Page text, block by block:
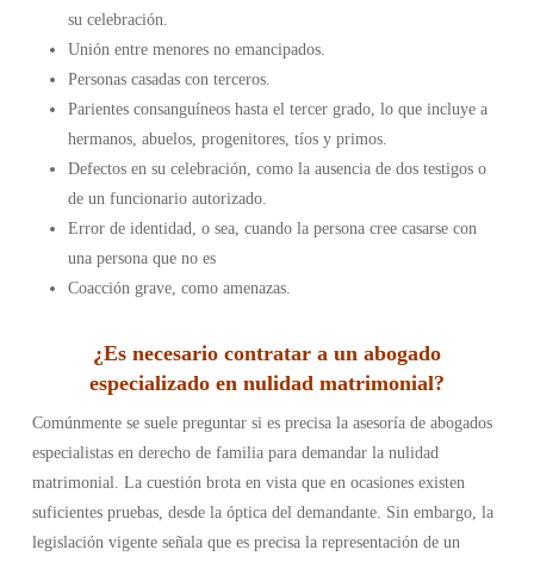
su celebración.
Unión entre menores no emancipados.
Personas casadas con terceros.
Parientes consanguíneos hasta el tercer grado, lo que incluye a
hermanos, abuelos, progenitores, tíos y primos.
Defectos en su celebración, como la ausencia de dos testigos o
de un funcionario autorizado.
Error de identidad, o sea, cuando la persona cree casarse con
una persona que no es
Coacción grave, como amenazas.
¿Es necesario contratar a un abogado
especializado en nulidad matrimonial?
Comúnmente se suele preguntar si es precisa la asesoría de abogados
especialistas en derecho de familia para demandar la nulidad
matrimonial. La cuestión brota en vista que en ocasiones existen
suficientes pruebas, desde la óptica del demandante. Sin embargo, la
legislación vigente señala que es precisa la representación de un